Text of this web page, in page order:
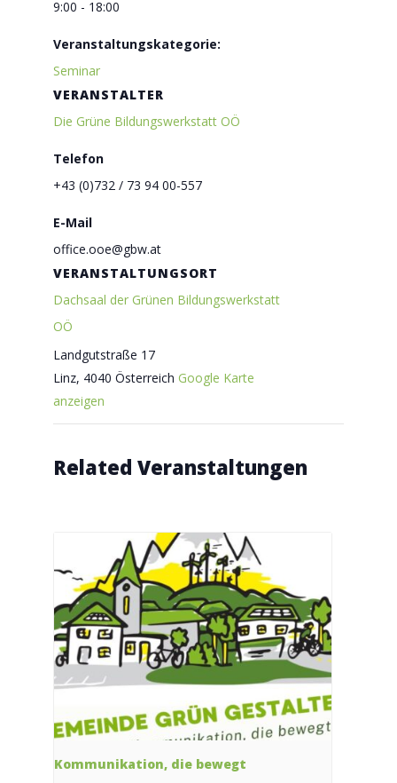
9:00 - 18:00
Veranstaltungskategorie:
Seminar
VERANSTALTUNGSORT
Dachsaal der Grünen Bildungswerkstatt
OÖ
Landgutstraße 17
Linz, 4040 Österreich Google Karte
anzeigen
VERANSTALTER
Die Grüne Bildungswerkstatt OÖ
Telefon
+43 (0)732 / 73 94 00-557
E-Mail
office.ooe@gbw.at
Related Veranstaltungen
Kommunikation, die bewegt